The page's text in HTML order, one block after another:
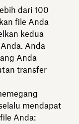
dari 100
file Anda
kedua
Anda
Anda
transfer
mendapat
Anda: